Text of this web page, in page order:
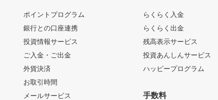
ポイントプログラム
銀行との口座連携
投資情報サービス
ご入金・ご出金
外貨決済
お取引時間
メールサービス
らくらく入金
らくらく出金
残高表示サービス
投資あんしんサービス
ハッピープログラム
手数料